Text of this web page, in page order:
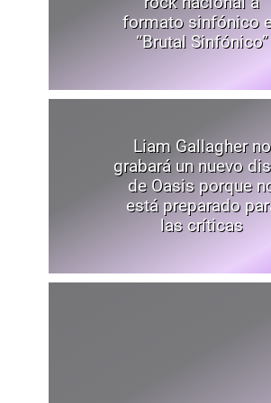
formato sinfónico
“Brutal Sinfónico”
Liam Gallagher no
grabará un nuevo
de Oasis porque
está preparado
las críticas